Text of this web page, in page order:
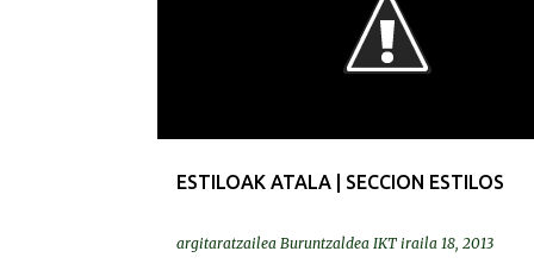
ESTILOAK ATALA | SECCION ESTILOS
argitaratzailea Buruntzaldea IKT iraila 18, 2013